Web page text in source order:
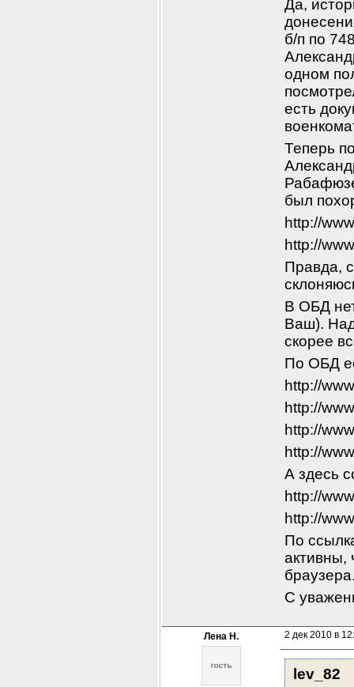
Да,
б/п по
одном
есть
Теперь
был
http://
http://
Правда,
В ОБД
Ваш).
скорее
По ОБД
http://
http://
http://
http://
А здесь
http://
http://
По
активны,
С
Лена Н. 2 дек 2010 в
lev_82